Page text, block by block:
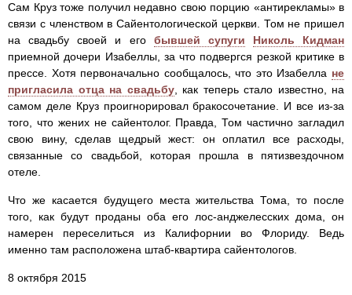
Сам Круз тоже получил недавно свою порцию «антирекламы» в
связи с членством в Сайентологической церкви. Том не пришел
на свадьбу своей и его бывшей супуги
Николь Кидман
приемной дочери Изабеллы, за что подвергся резкой критике в
прессе. Хотя первоначально сообщалось, что это Изабелла не
пригласила отца на свадьбу, как теперь стало известно, на
самом деле Круз проигнорировал бракосочетание. И все из-за
того, что жених не сайентолог. Правда, Том частично загладил
свою вину, сделав щедрый жест: он оплатил все расходы,
связанные со свадьбой, которая прошла в пятизвездочном
отеле.
Что же касается будущего места жительства Тома, то после
того, как будут проданы оба его лос-анджелесских дома, он
намерен переселиться из Калифорнии во Флориду. Ведь
именно там расположена штаб-квартира сайентологов.
8 октября 2015